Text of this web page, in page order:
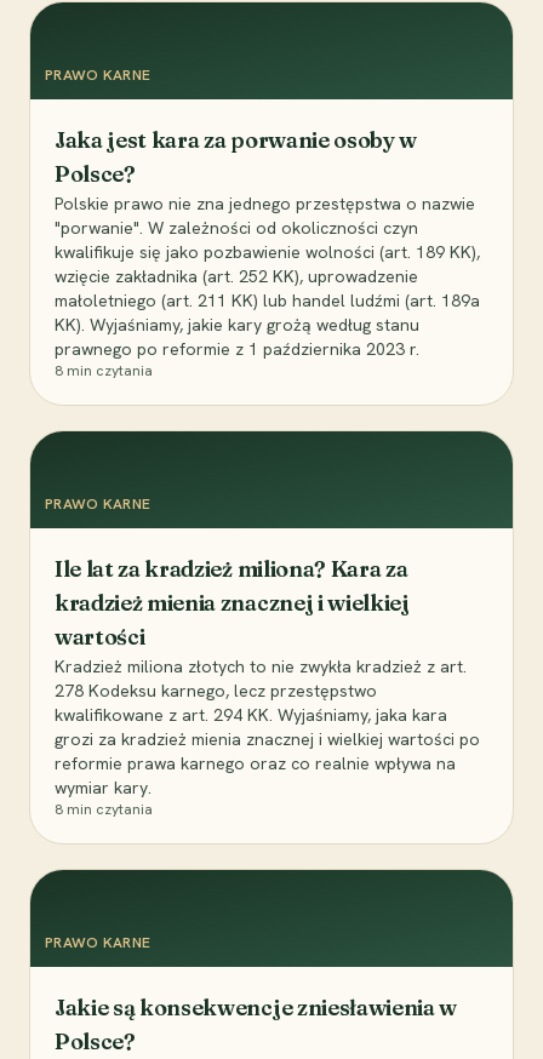
PRAWO KARNE
Jaka jest kara za porwanie osoby w
Polsce?
Polskie prawo nie zna jednego przestępstwa o nazwie
"porwanie". W zależności od okoliczności czyn
kwalifikuje się jako pozbawienie wolności (art. 189 KK),
wzięcie zakładnika (art. 252 KK), uprowadzenie
małoletniego (art. 211 KK) lub handel ludźmi (art. 189a
KK). Wyjaśniamy, jakie kary grożą według stanu
prawnego po reformie z 1 października 2023 r.
8 min czytania
PRAWO KARNE
Ile lat za kradzież miliona? Kara za
kradzież mienia znacznej i wielkiej
wartości
Kradzież miliona złotych to nie zwykła kradzież z art.
278 Kodeksu karnego, lecz przestępstwo
kwalifikowane z art. 294 KK. Wyjaśniamy, jaka kara
grozi za kradzież mienia znacznej i wielkiej wartości po
reformie prawa karnego oraz co realnie wpływa na
wymiar kary.
8 min czytania
PRAWO KARNE
Jakie są konsekwencje zniesławienia w
Polsce?